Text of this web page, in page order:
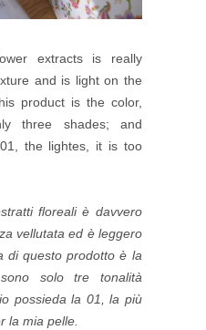
extracts is really
and is light on the
product is the color,
three shades; and
the lightes, it is too
floreali è davvero
vellutata ed è leggero
di questo prodotto è la
solo tre tonalità
possieda la 01, la più
la mia pelle.